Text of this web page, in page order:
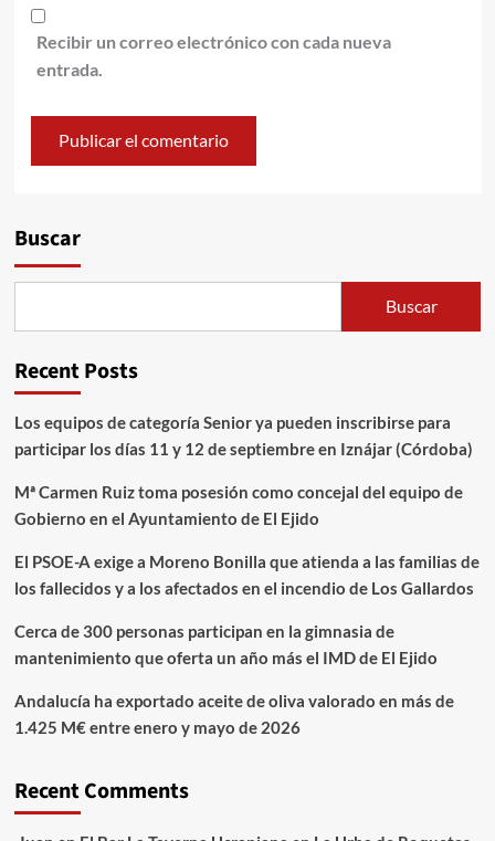
Recibir un correo electrónico con cada nueva
entrada.
Buscar
Buscar
Recent Posts
Los equipos de categoría Senior ya pueden inscribirse para
participar los días 11 y 12 de septiembre en Iznájar (Córdoba)
Mª Carmen Ruiz toma posesión como concejal del equipo de
Gobierno en el Ayuntamiento de El Ejido
El PSOE-A exige a Moreno Bonilla que atienda a las familias de
los fallecidos y a los afectados en el incendio de Los Gallardos
Cerca de 300 personas participan en la gimnasia de
mantenimiento que oferta un año más el IMD de El Ejido
Andalucía ha exportado aceite de oliva valorado en más de
1.425 M€ entre enero y mayo de 2026
Recent Comments